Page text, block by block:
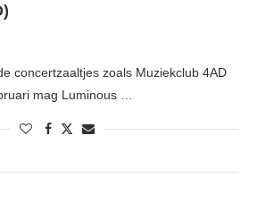
concertzaaltjes zoals Muziekclub 4AD
mag Luminous …